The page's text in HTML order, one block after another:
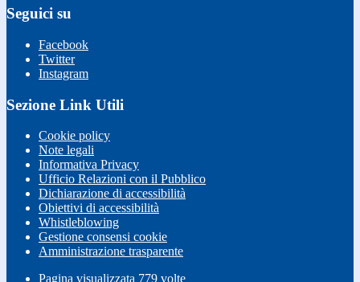
Seguici su
Facebook
Twitter
Instagram
Sezione Link Utili
Cookie policy
Note legali
Informativa Privacy
Ufficio Relazioni con il Pubblico
Dichiarazione di accessibilità
Obiettivi di accessibilità
Whistleblowing
Gestione consensi cookie
Amministrazione trasparente
Pagina visualizzata 779 volte